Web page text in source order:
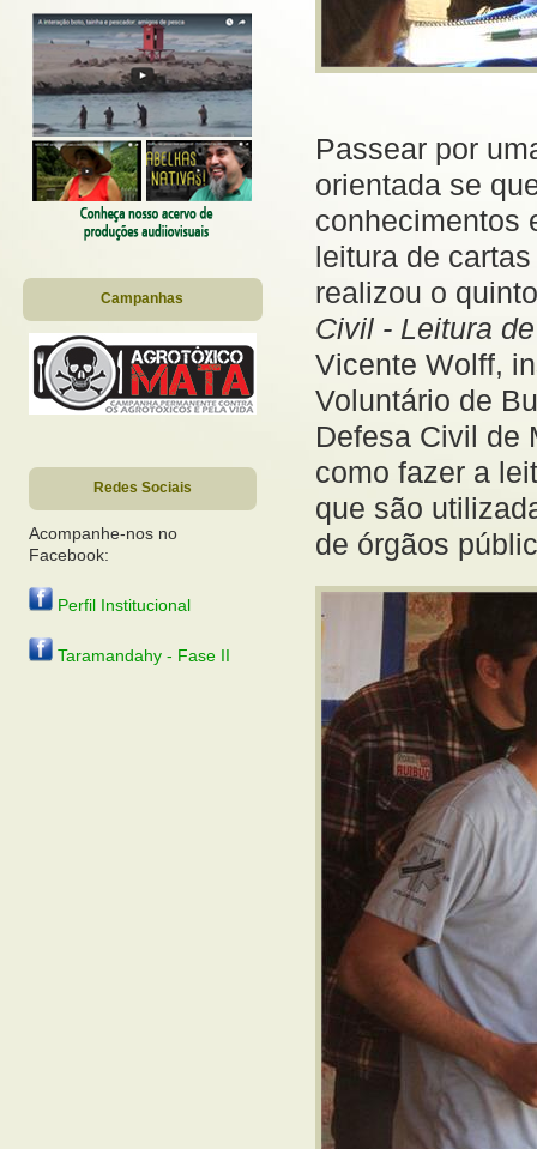
Campanhas
Redes Sociais
Acompanhe-nos no
Facebook:
Perfil Institucional
Taramandahy - Fase II
Passear por
orientada se
conhecimentos
leitura de
realizou o
Civil - Leitura
Vicente Wolff,
Voluntário de
Defesa Civil de
como fazer a
que são
de órgãos